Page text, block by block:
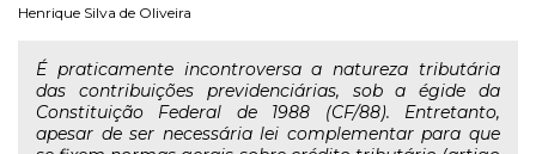
Henrique Silva de Oliveira
É praticamente incontroversa a natureza tributária
das contribuições previdenciárias, sob a égide da
Constituição Federal de 1988 (CF/88). Entretanto,
apesar de ser necessária lei complementar para que